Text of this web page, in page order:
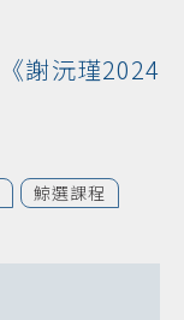
《謝沅瑾2024
鯨選課程